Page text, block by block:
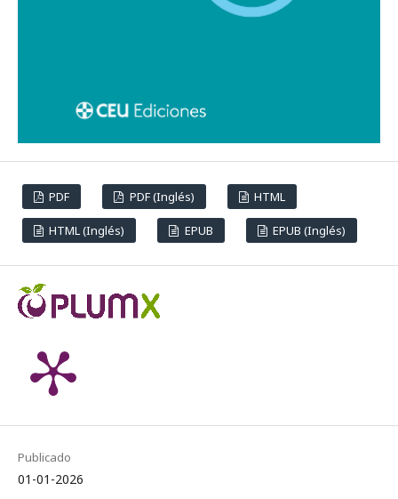
PDF PDF (Inglés) HTML
HTML (Inglés) EPUB EPUB (Inglés)
Publicado
01-01-2026